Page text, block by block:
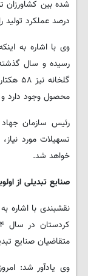
درصد عملکرد تولید
محصول وجود دارد و ۶۰ هکتار دیگر در حال احداث است.
رئیس سازمان
خواهد شد.
صنایع تبدیلی از
نقشبندی با اشاره
متقاضیان صنایع
وی یادآور شد: